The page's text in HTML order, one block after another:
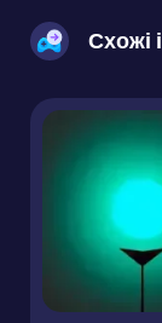
Схожі